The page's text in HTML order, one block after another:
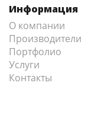
Информация
О компании
Производители
Портфолио
Услуги
Контакты